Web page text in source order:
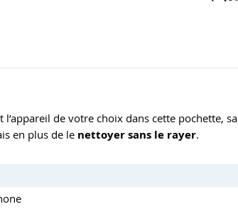
de votre choix dans cette pochette, sa
en plus de le nettoyer sans le rayer.